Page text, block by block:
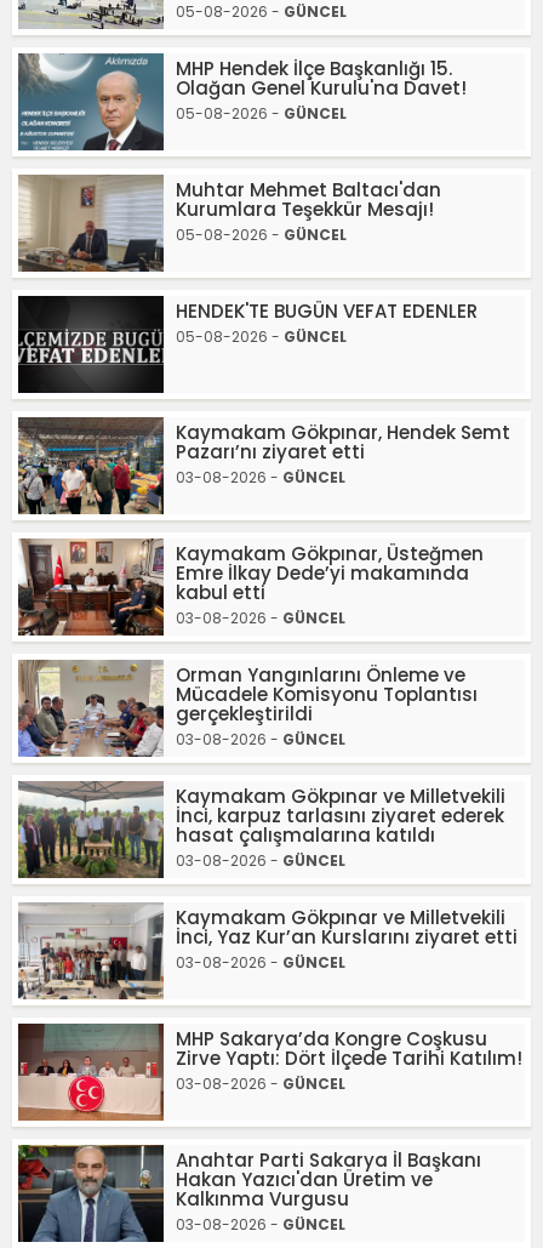
05-08-2026 - GÜNCEL
MHP Hendek İlçe Başkanlığı 15.
Olağan Genel Kurulu'na Davet!
05-08-2026 - GÜNCEL
Muhtar Mehmet Baltacı'dan
Kurumlara Teşekkür Mesajı!
05-08-2026 - GÜNCEL
HENDEK'TE BUGÜN VEFAT EDENLER
05-08-2026 - GÜNCEL
Kaymakam Gökpınar, Hendek Semt
Pazarı’nı ziyaret etti
03-08-2026 - GÜNCEL
Kaymakam Gökpınar, Üsteğmen
Emre İlkay Dede’yi makamında
kabul etti
03-08-2026 - GÜNCEL
Orman Yangınlarını Önleme ve
Mücadele Komisyonu Toplantısı
gerçekleştirildi
03-08-2026 - GÜNCEL
Kaymakam Gökpınar ve Milletvekili
İnci, karpuz tarlasını ziyaret ederek
hasat çalışmalarına katıldı
03-08-2026 - GÜNCEL
Kaymakam Gökpınar ve Milletvekili
İnci, Yaz Kur’an Kurslarını ziyaret etti
03-08-2026 - GÜNCEL
MHP Sakarya’da Kongre Coşkusu
Zirve Yaptı: Dört İlçede Tarihi Katılım!
03-08-2026 - GÜNCEL
Anahtar Parti Sakarya İl Başkanı
Hakan Yazıcı'dan Üretim ve
Kalkınma Vurgusu
03-08-2026 - GÜNCEL